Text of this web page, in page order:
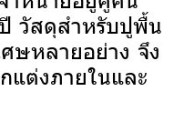
วัสดุสำหรับปูพื้น
ษหลายอย่าง จึง
แต่งภายในและ